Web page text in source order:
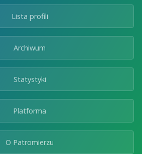
Lista profili
Archiwum
Statystyki
Platforma
O Patromierzu